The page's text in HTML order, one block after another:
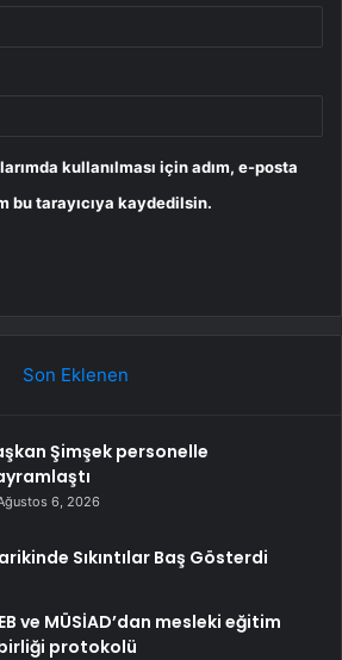
kullanılması için adım, e-posta
bu tarayıcıya kaydedilsin.
Son Eklenen
Şimşek personelle
6, 2026
Sıkıntılar Baş Gösterdi
ve MÜSİAD’dan mesleki eğitim
protokolü